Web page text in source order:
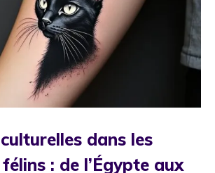
dans les
: de l’Égypte aux